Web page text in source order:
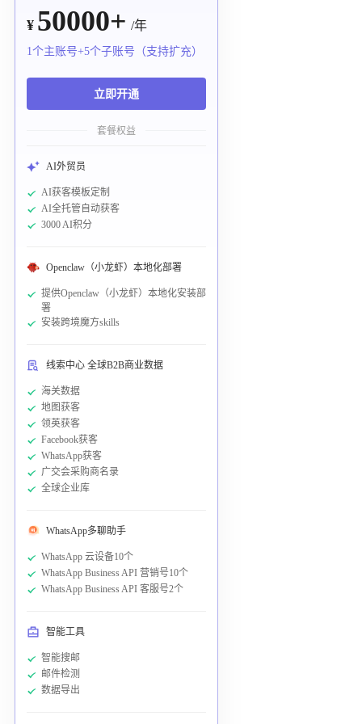
¥ 50000+ /年
1个主账号+5个子账号（支持扩充）
立即开通
套餐权益
AI外贸员
AI获客模板定制
AI全托管自动获客
3000 AI积分
Openclaw（小龙虾）本地化部署
提供Openclaw（小龙虾）本地化安装部
署
安装跨境魔方skills
线索中心 全球B2B商业数据
海关数据
地图获客
领英获客
Facebook获客
WhatsApp获客
广交会采购商名录
全球企业库
WhatsApp多聊助手
WhatsApp 云设备10个
WhatsApp Business API 营销号10个
WhatsApp Business API 客服号2个
智能工具
智能搜邮
邮件检测
数据导出